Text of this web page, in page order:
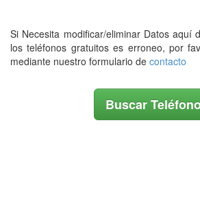
Si Necesita modificar/eliminar Datos aquí
los teléfonos gratuitos es erroneo, por
mediante nuestro formulario de contacto
Buscar